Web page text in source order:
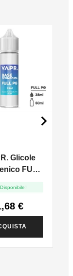
Glicole
FULL
Disponibile!
€
